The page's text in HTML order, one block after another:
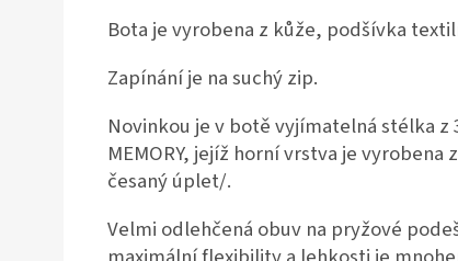
Bota je vyrobena z kůže, podšívka
Zapínání je na suchý zip.
Novinkou je v botě vyjímatelná stélka z
MEMORY, jejíž horní vrstva je vyrobena
česaný úplet/.
Velmi odlehčená obuv na pryžové